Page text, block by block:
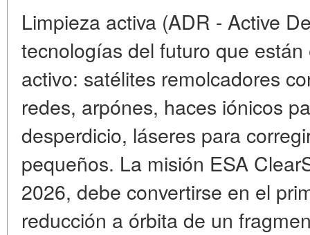
Limpieza activa (ADR - Active
tecnologías del futuro que
activo: satélites remolcadores
redes, arpónes, haces iónicos
desperdicio, láseres para
pequeños. La misión ESA
2026, debe convertirse en el
reducción a órbita de un